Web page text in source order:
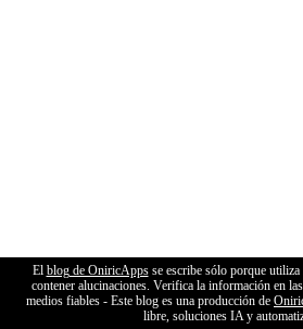
El blog de OniricAppsse escribe sólo porque
contener alucinaciones. Verifica la información en
medios fiables - Este blog es una producción de
libre, soluciones IA y